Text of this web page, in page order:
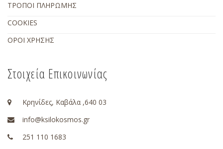
ΤΡΟΠΟΙ ΠΛΗΡΩΜΗΣ
COOKIES
ΟΡΟΙ ΧΡΗΣΗΣ
Στοιχεία Επικοινωνίας
Κρηνίδες, Καβάλα ,640 03
info@ksilokosmos.gr
251 110 1683